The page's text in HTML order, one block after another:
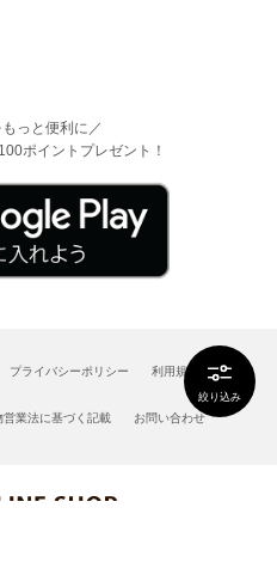
絞り込み
っと便利に／
ポイントプレゼント！
プライバシーポリシー 利用規約
営業法に基づく記載 お問い合わせ